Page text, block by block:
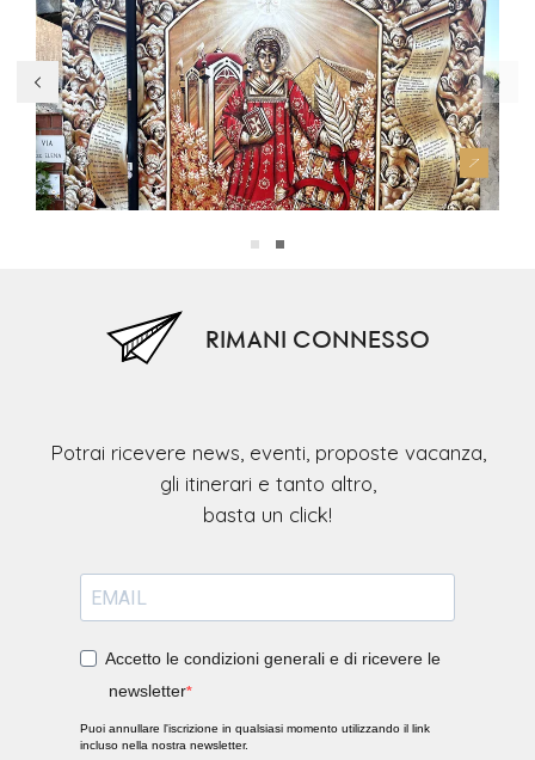
Percorso dei Murales
RIMANI CONNESSO
Potrai ricevere news, eventi, proposte vacanza,
gli itinerari e tanto altro,
Accetto le condizioni generali e di ricevere le
newsletter
Puoi annullare l'iscrizione in qualsiasi momento utilizzando il link
incluso nella nostra newsletter.